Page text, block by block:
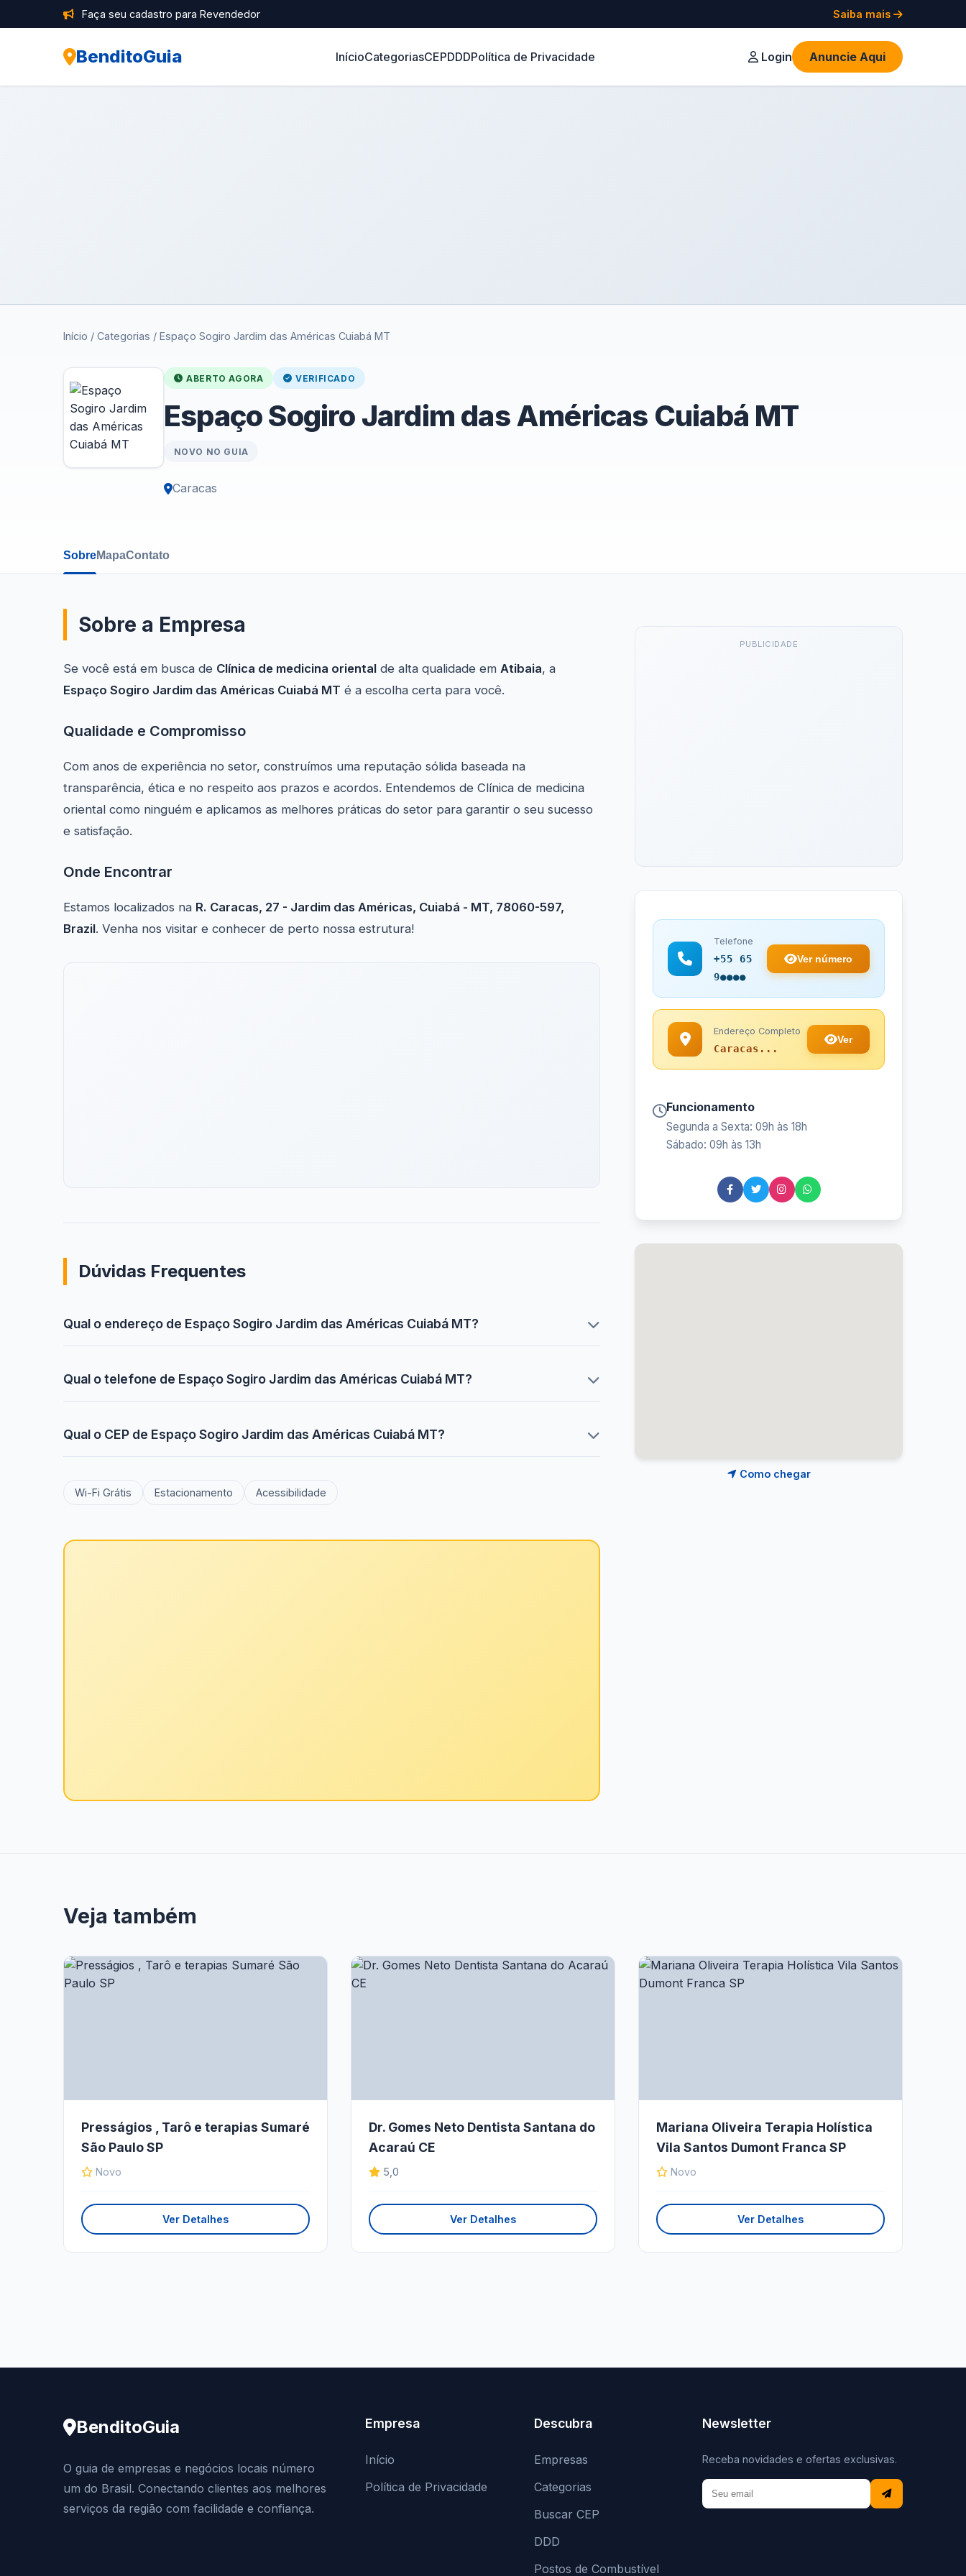
Faça seu cadastro para Revendedor Saiba mais
BenditoGuia InícioCategoriasCEPDDDPolítica de Privacidade Login Anuncie Aqui
Início / Categorias / Espaço Sogiro Jardim das Américas Cuiabá MT
ABERTO AGORA VERIFICADO
Espaço Sogiro Jardim das Américas Cuiabá MT
NOVO NO GUIA
Caracas
SobreMapaContato
Sobre a Empresa
Se você está em busca de Clínica de medicina oriental de alta qualidade em Atibaia, a
Espaço Sogiro Jardim das Américas Cuiabá MT é a escolha certa para você.
Qualidade e Compromisso
Com anos de experiência no setor, construímos uma reputação sólida baseada na
transparência, ética e no respeito aos prazos e acordos. Entendemos de Clínica de medicina
oriental como ninguém e aplicamos as melhores práticas do setor para garantir o seu sucesso
e satisfação.
Onde Encontrar
Estamos localizados na R. Caracas, 27 - Jardim das Américas, Cuiabá - MT, 78060-597,
Brazil. Venha nos visitar e conhecer de perto nossa estrutura!
Dúvidas Frequentes
Qual o endereço de Espaço Sogiro Jardim das Américas Cuiabá MT?
Qual o telefone de Espaço Sogiro Jardim das Américas Cuiabá MT?
Qual o CEP de Espaço Sogiro Jardim das Américas Cuiabá MT?
Wi-Fi Grátis Estacionamento Acessibilidade
PUBLICIDADE
Telefone
+55 65
9●●●●
Ver número
Endereço Completo
Caracas...
Ver
Funcionamento
Segunda a Sexta: 09h às 18h
Sábado: 09h às 13h
Como chegar
Veja também
Presságios , Tarô e terapias Sumaré
São Paulo SP
Novo
Ver Detalhes
Dr. Gomes Neto Dentista Santana do
Acaraú CE
5,0
Ver Detalhes
Mariana Oliveira Terapia Holística
Vila Santos Dumont Franca SP
Novo
Ver Detalhes
BenditoGuia
O guia de empresas e negócios locais número
um do Brasil. Conectando clientes aos melhores
serviços da região com facilidade e confiança.
Empresa
Início
Política de Privacidade
Descubra
Empresas
Categorias
Buscar CEP
DDD
Postos de Combustível
Newsletter
Receba novidades e ofertas exclusivas.